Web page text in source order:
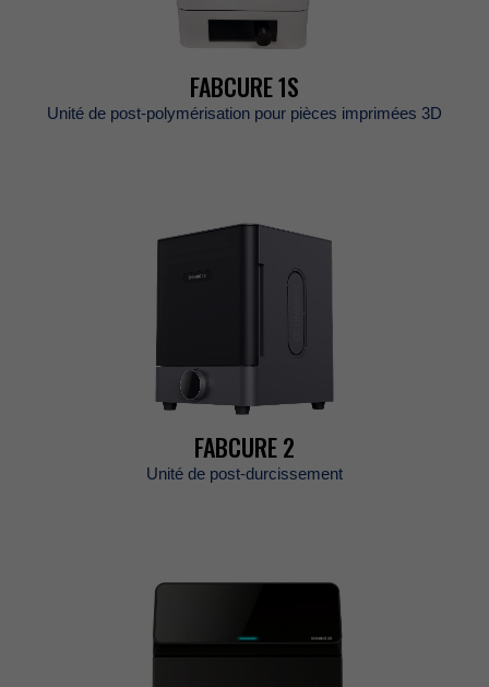
FABCURE1S
Unitédepost-polymérisationpourpiècesimprimées3D
FABCURE2
Unitédepost-durcissement